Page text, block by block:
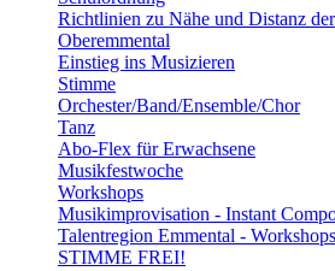
Richtlinien zu Nähe und Distanz
Oberemmental
Einstieg ins Musizieren
Stimme
Orchester/Band/Ensemble/Chor
Tanz
Abo-Flex für Erwachsene
Musikfestwoche
Workshops
Musikimprovisation - Instant
Talentregion Emmental - Workshops
STIMME FREI!